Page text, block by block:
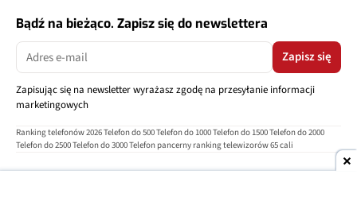
Bądź na bieżąco. Zapisz się do newslettera
Zapisz się
Zapisując się na newsletter wyrażasz zgodę na przesyłanie informacji
marketingowych
Ranking telefonów 2026Telefon do 500Telefon do 1000Telefon do 1500Telefon do 2000
Telefon do 2500Telefon do 3000Telefon pancerny ranking telewizorów 65 cali